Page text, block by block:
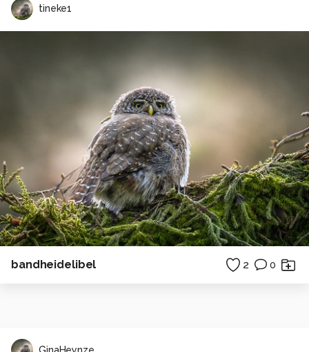
tineke1
bandheidelibel 2 0